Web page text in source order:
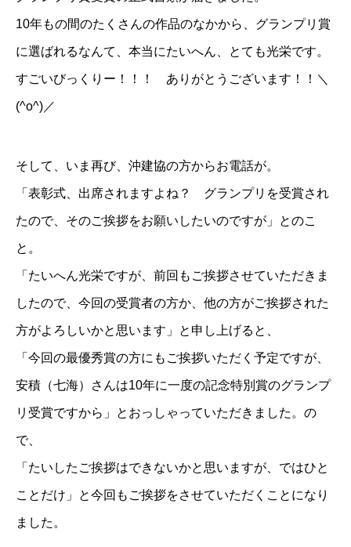
10年もの間のたくさんの作品のなかから、グランプリ賞
に選ばれるなんて、本当にたいへん、とても光栄です。
すごいびっくりー！！！ ありがとうございます！！＼
(^o^)／
そして、いま再び、沖建協の方からお電話が。
「表彰式、出席されますよね？ グランプリを受賞され
たので、そのご挨拶をお願いしたいのですが」とのこ
と。
「たいへん光栄ですが、前回もご挨拶させていただきま
したので、今回の受賞者の方か、他の方がご挨拶された
方がよろしいかと思います」と申し上げると、
「今回の最優秀賞の方にもご挨拶いただく予定ですが、
安積（七海）さんは10年に一度の記念特別賞のグランプ
リ受賞ですから」とおっしゃっていただきました。の
で、
「たいしたご挨拶はできないかと思いますが、ではひと
ことだけ」と今回もご挨拶をさせていただくことになり
ました。